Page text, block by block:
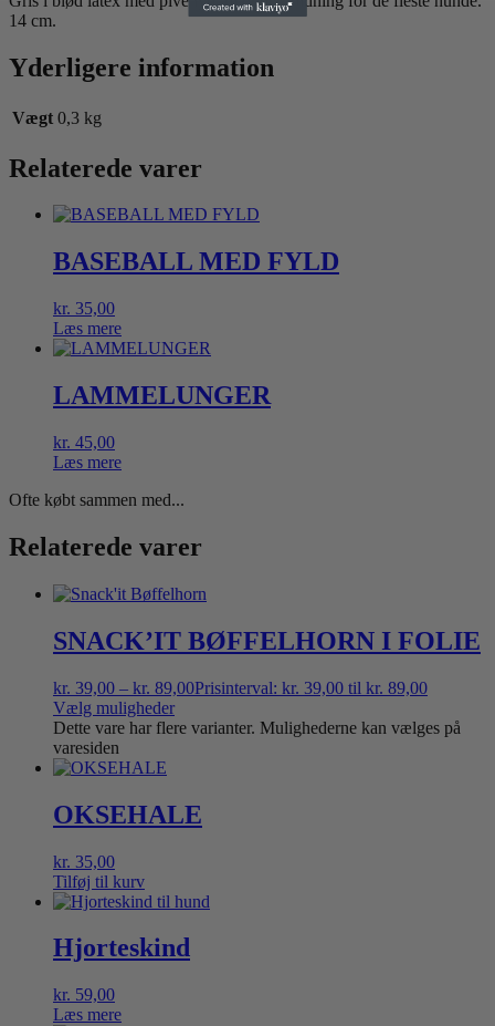
14 cm.
Yderligere information
Vægt 0,3 kg
Relaterede varer
BASEBALL MED FYLD
kr. 35,00
Læs mere
LAMMELUNGER
kr. 45,00
Læs mere
Ofte købt sammen med...
Relaterede varer
SNACK’IT BØFFELHORN I FOLIE
kr. 39,00 – kr. 89,00Prisinterval: kr. 39,00 til kr. 89,00
Vælg muligheder
Dette vare har flere varianter. Mulighederne kan vælges på
varesiden
OKSEHALE
kr. 35,00
Tilføj til kurv
Hjorteskind
kr. 59,00
Læs mere